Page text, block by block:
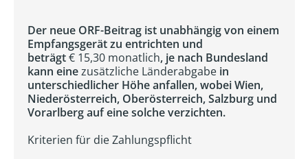
Der neue ORF-Beitrag ist unabhängig von einem
Empfangsgerät zu entrichten und
beträgt€ 15,30 monatlich, je nach Bundesland
kann einezusätzliche Länderabgabe in
unterschiedlicher Höhe anfallen, wobei Wien,
Niederösterreich, Oberösterreich, Salzburg und
Vorarlberg auf eine solche verzichten.
Kriterien für die Zahlungspflicht